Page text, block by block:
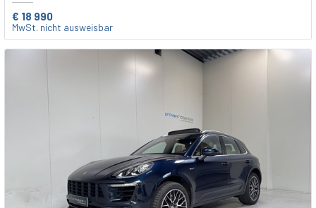
€ 18 990
MwSt. nicht ausweisbar